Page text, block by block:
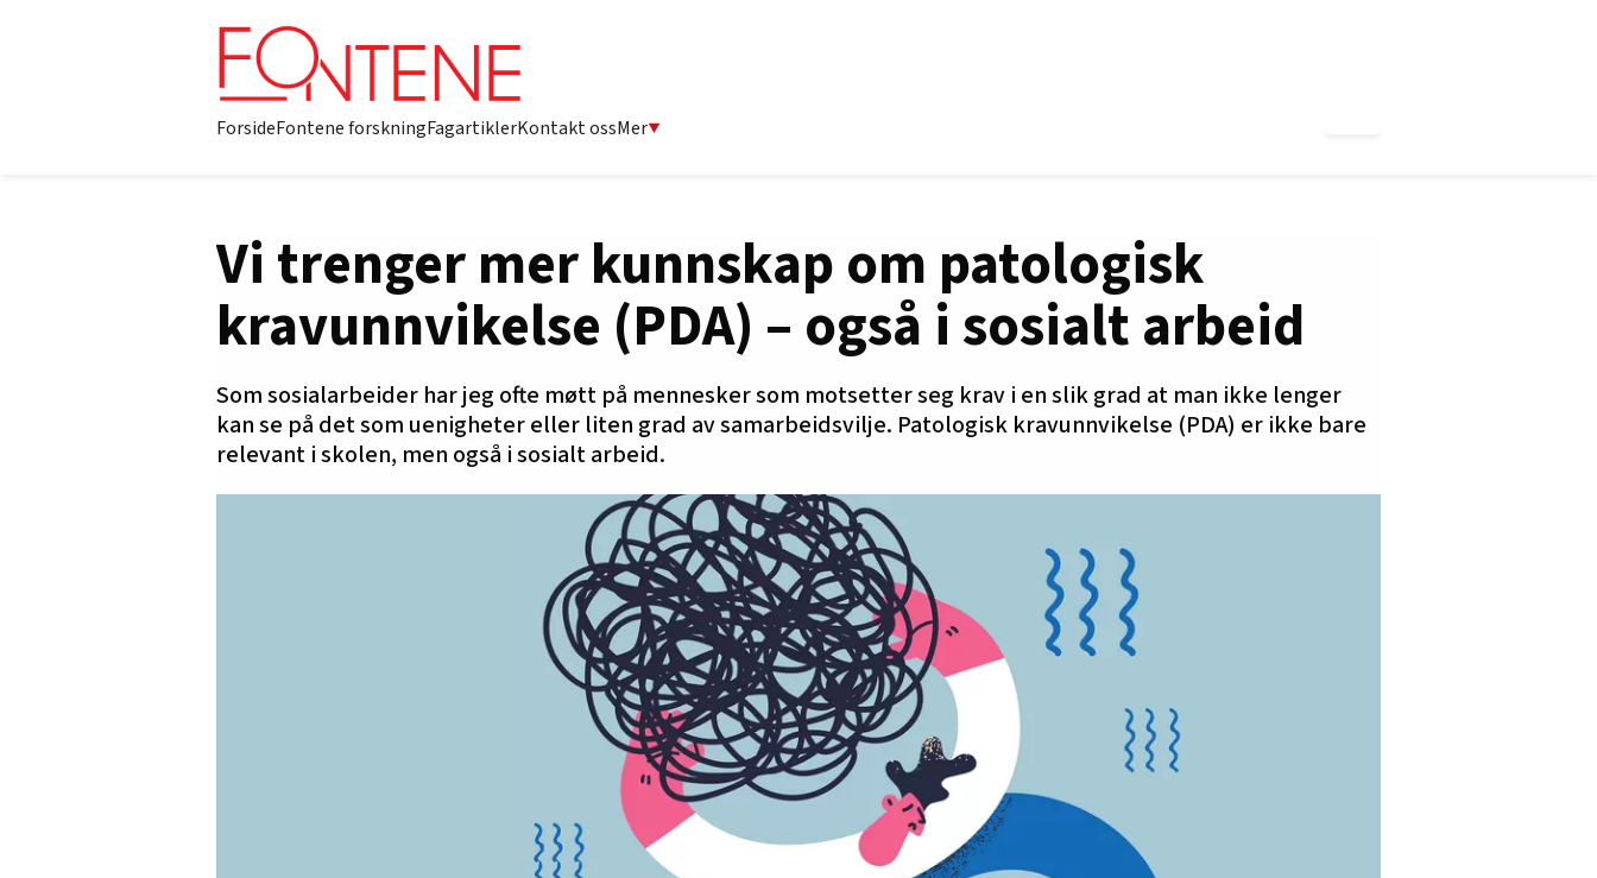
ForsideFontene forskningFagartiklerKontakt ossMer
Vi trenger mer kunnskap om patologisk
kravunnvikelse (PDA) – også i sosialt arbeid
Som sosialarbeider har jeg ofte møtt på mennesker som motsetter seg krav i en slik grad at man ikke lenger
kan se på det som uenigheter eller liten grad av samarbeidsvilje. Patologisk kravunnvikelse (PDA) er ikke bare
relevant i skolen, men også i sosialt arbeid.